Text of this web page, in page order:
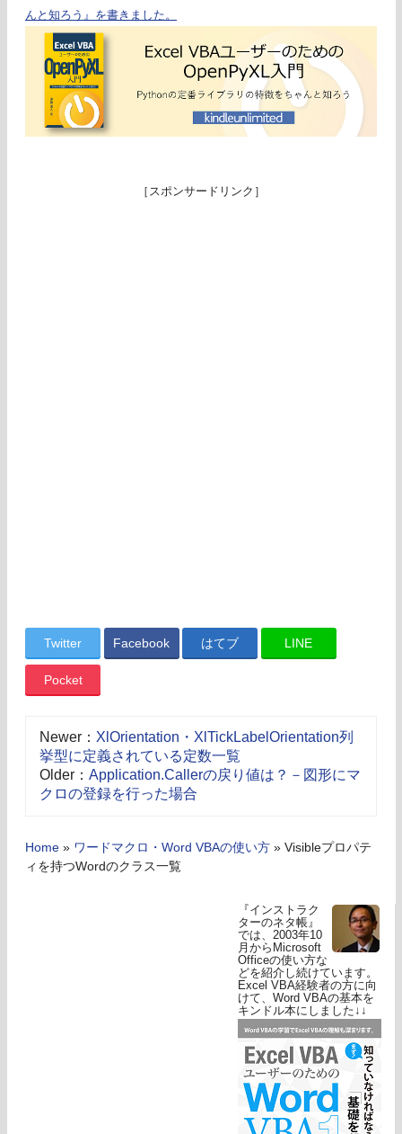
んと知ろう』を書きました。
［スポンサードリンク］
Twitter Facebook はてブ LINE
Pocket
Newer： XlOrientation・XlTickLabelOrientation列
挙型に定義されている定数一覧
Older： Application.Callerの戻り値は？－図形にマ
クロの登録を行った場合
Home » ワードマクロ・Word VBAの使い方 » Visibleプロパテ
ィを持つWordのクラス一覧
『インストラク
ターのネタ帳』
では、2003年10
月からMicrosoft
Officeの使い方な
どを紹介し続けています。
Excel VBA経験者の方に向
けて、Word VBAの基本を
キンドル本にしました↓↓